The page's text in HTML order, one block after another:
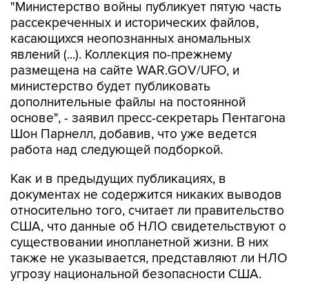
касающихся неопознанных аномальных
явлений (...). Коллекция по-прежнему
размещена на сайте WAR.GOV/UFO, и
министерство будет публиковать
дополнительные файлы на постоянной
основе", - заявил пресс-секретарь Пентагона
Шон Парнелл, добавив, что уже ведется
работа над следующей подборкой.
Как и в предыдущих публикациях, в
относительно того, считает ли правительство
США, что данные об НЛО свидетельствуют о
существовании инопланетной жизни. В них
также не указывается, представляют ли НЛО
угрозу национальной безопасности США.
В Пентагоне подчеркивают, что публикация